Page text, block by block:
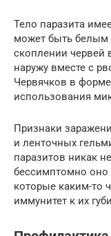
Тело паразита
может быть
скоплении червей
наружу вместе с
Червячков в
использования
Признаки
и ленточных
паразитов никак
бессимптомно оно
которые каким-то
иммунитет к их